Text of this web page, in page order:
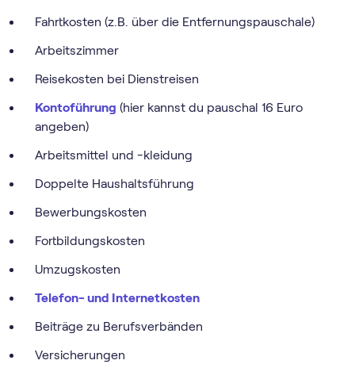
Fahrtkosten (z.B. über die Entfernungspauschale)
Arbeitszimmer
Reisekosten bei Dienstreisen
Kontoführung (hier kannst du pauschal 16 Euro
angeben)
Arbeitsmittel und -kleidung
Doppelte Haushaltsführung
Bewerbungskosten
Fortbildungskosten
Umzugskosten
Telefon- und Internetkosten
Beiträge zu Berufsverbänden
Versicherungen